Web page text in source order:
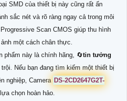
SMD của thiết bị này cũng rất ấn
sắc nét và rõ ràng ngay cả trong môi
Scan CMOS giúp thu hình
một cách chân thực.
phẩm này là chính hãng, 🔄tin tưởng
Nếu bạn đang tìm kiếm một thiết bị
nghiệp, Camera DS-2CD2647G2T-
chọn hoàn hảo.